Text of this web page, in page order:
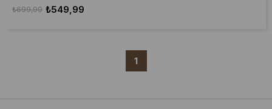
₺549,99
₺699,99
1